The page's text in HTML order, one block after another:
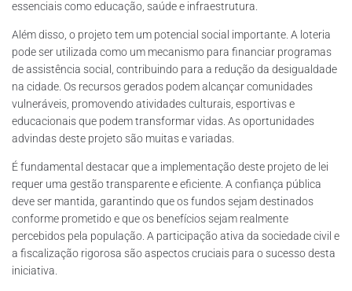
essenciais como educação, saúde e infraestrutura.
Além disso, o projeto tem um potencial social importante. A loteria
pode ser utilizada como um mecanismo para financiar programas
de assistência social, contribuindo para a redução da desigualdade
na cidade. Os recursos gerados podem alcançar comunidades
vulneráveis, promovendo atividades culturais, esportivas e
educacionais que podem transformar vidas. As oportunidades
advindas deste projeto são muitas e variadas.
É fundamental destacar que a implementação deste projeto de lei
requer uma gestão transparente e eficiente. A confiança pública
deve ser mantida, garantindo que os fundos sejam destinados
conforme prometido e que os benefícios sejam realmente
percebidos pela população. A participação ativa da sociedade civil e
a fiscalização rigorosa são aspectos cruciais para o sucesso desta
iniciativa.